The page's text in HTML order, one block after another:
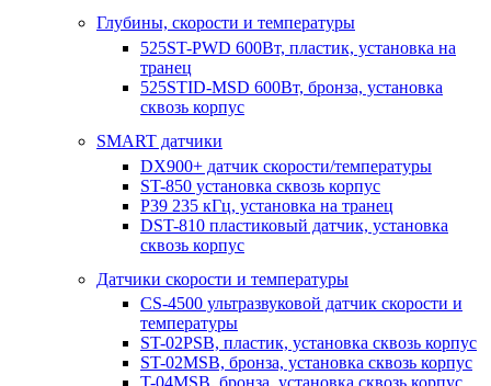
Глубины, скорости и температуры
525ST-PWD 600Вт, пластик, установка на
транец
525STID-MSD 600Вт, бронза, установка
сквозь корпус
SMART датчики
DX900+ датчик скорости/температуры
ST-850 установка сквозь корпус
P39 235 кГц, установка на транец
DST-810 пластиковый датчик, установка
сквозь корпус
Датчики скорости и температуры
CS-4500 ультразвуковой датчик скорости и
температуры
ST-02PSB, пластик, установка сквозь корпус
ST-02MSB, бронза, установка сквозь корпус